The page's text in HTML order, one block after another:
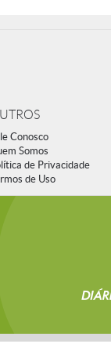
Conosco
Somos
de Privacidade
de Uso